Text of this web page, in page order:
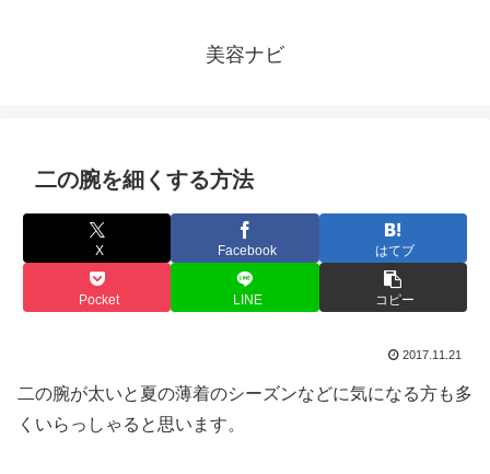
美容ナビ
二の腕を細くする方法
X Facebook はてブ
Pocket LINE コピー
2017.11.21
二の腕が太いと夏の薄着のシーズンなどに気になる方も多
くいらっしゃると思います。